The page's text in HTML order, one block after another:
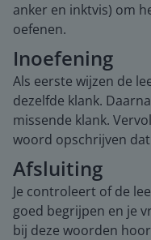
anker en inktvis) om
oefenen.
Inoefening
Als eerste wijzen de
dezelfde klank.
missende klank.
woord opschrijven dat
Afsluiting
Je controleert of de
goed begrijpen en je
bij deze woorden